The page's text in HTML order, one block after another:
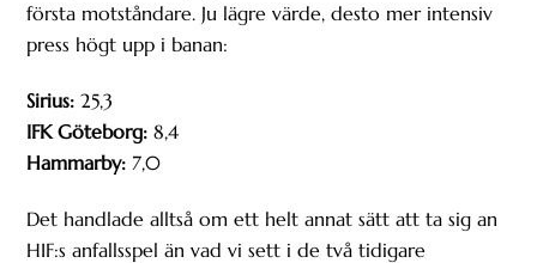
första motståndare. Ju lägre värde, desto mer intensiv
press högt upp i banan:
Sirius: 25,3
IFK Göteborg: 8,4
Hammarby: 7,0
Det handlade alltså om ett helt annat sätt att ta sig an
HIF:s anfallsspel än vad vi sett i de två tidigare